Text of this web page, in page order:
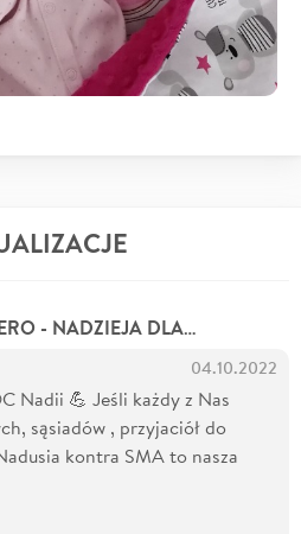
"FUNDACJA ESPERO - NADZIEJA DLA DZIECI"
04.10.2022
Nadii 💪 Jeśli każdy z Nas
sąsiadów , przyjaciół do
kontra SMA to nasza